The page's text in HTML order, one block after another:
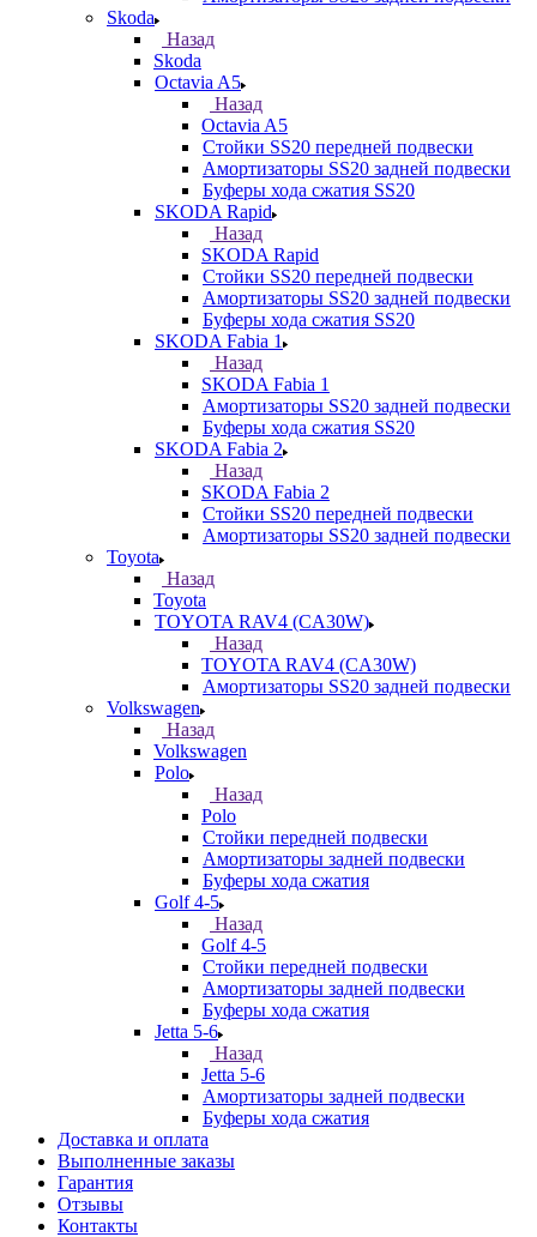
Skoda
Назад
Skoda
Octavia A5
Назад
Octavia A5
Стойки SS20 передней подвески
Амортизаторы SS20 задней подвески
Буферы хода сжатия SS20
SKODA Rapid
Назад
SKODA Rapid
Стойки SS20 передней подвески
Амортизаторы SS20 задней подвески
Буферы хода сжатия SS20
SKODA Fabia 1
Назад
SKODA Fabia 1
Амортизаторы SS20 задней подвески
Буферы хода сжатия SS20
SKODA Fabia 2
Назад
SKODA Fabia 2
Стойки SS20 передней подвески
Амортизаторы SS20 задней подвески
Toyota
Назад
Toyota
TOYOTA RAV4 (CA30W)
Назад
TOYOTA RAV4 (CA30W)
Амортизаторы SS20 задней подвески
Volkswagen
Назад
Volkswagen
Polo
Назад
Polo
Стойки передней подвески
Амортизаторы задней подвески
Буферы хода сжатия
Golf 4-5
Назад
Golf 4-5
Стойки передней подвески
Амортизаторы задней подвески
Буферы хода сжатия
Jetta 5-6
Назад
Jetta 5-6
Амортизаторы задней подвески
Буферы хода сжатия
Доставка и оплата
Выполненные заказы
Гарантия
Отзывы
Контакты